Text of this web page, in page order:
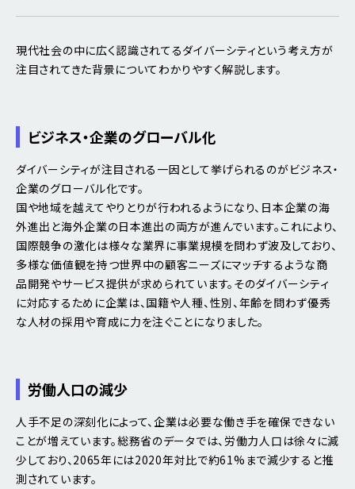
現代社会の中に広く認識されてるダイバーシティという考え方が
注目されてきた背景についてわかりやすく解説します。
ビジネス・企業のグローバル化
ダイバーシティが注目される一因として挙げられるのがビジネス・
企業のグローバル化です。
国や地域を越えてやりとりが行われるようになり、日本企業の海
外進出と海外企業の日本進出の両方が進んでいます。これにより、
国際競争の激化は様々な業界に事業規模を問わず波及しており、
多様な価値観を持つ世界中の顧客ニーズにマッチするような商
品開発やサービス提供が求められています。そのダイバーシティ
に対応するために企業は、国籍や人種、性別、年齢を問わず優秀
な人材の採用や育成に力を注ぐことになりました。
労働人口の減少
人手不足の深刻化によって、企業は必要な働き手を確保できない
ことが増えています。総務省のデータでは、労働力人口は徐々に減
少しており、2065年には2020年対比で約61%まで減少すると推
測されています。